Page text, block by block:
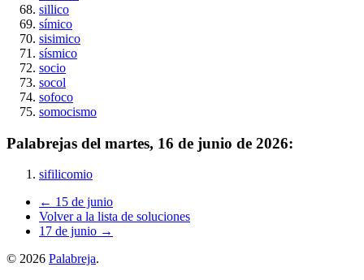
sillico
símico
sisimico
sísmico
socio
socol
sofoco
somocismo
Palabrejas del martes, 16 de junio de 2026:
sifilicomio
← 15 de junio
Volver a la lista de soluciones
17 de junio →
© 2026 Palabreja.